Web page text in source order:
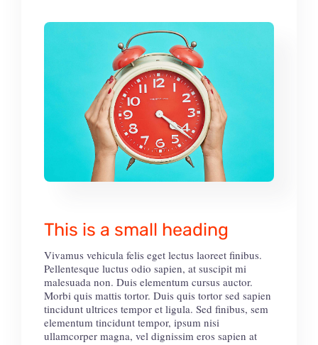
This is a small heading
Vivamus vehicula felis eget lectus laoreet finibus.
Pellentesque luctus odio sapien, at suscipit mi
malesuada non. Duis elementum cursus auctor.
Morbi quis mattis tortor. Duis quis tortor sed sapien
tincidunt ultrices tempor et ligula. Sed finibus, sem
elementum tincidunt tempor, ipsum nisi
ullamcorper magna, vel dignissim eros sapien at